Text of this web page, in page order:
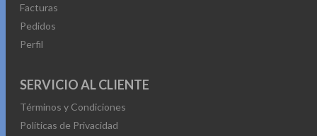
Facturas
Pedidos
Perfil
SERVICIO AL CLIENTE
Términos y Condiciones
Políticas de Privacidad